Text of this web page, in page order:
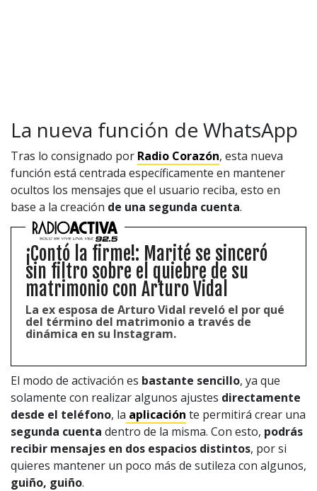
La nueva función de WhatsApp
Tras lo consignado por Radio Corazón, esta nueva
función está centrada específicamente en mantener
ocultos los mensajes que el usuario reciba, esto en
base a la creación de una segunda cuenta.
¡Contó la firme!: Marité se sinceró
sin filtro sobre el quiebre de su
matrimonio con Arturo Vidal
La ex esposa de Arturo Vidal reveló el por qué
del término del matrimonio a través de
dinámica en su Instagram.
El modo de activación es bastante sencillo, ya que
solamente con realizar algunos ajustes directamente
desde el teléfono, la aplicación te permitirá crear una
segunda cuenta dentro de la misma. Con esto, podrás
recibir mensajes en dos espacios distintos, por si
quieres mantener un poco más de sutileza con algunos,
guiño, guiño.